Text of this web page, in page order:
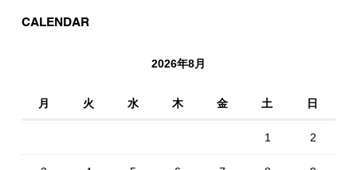
CALENDAR
2026年8月
月 火 水 木 金 土 日
1 2